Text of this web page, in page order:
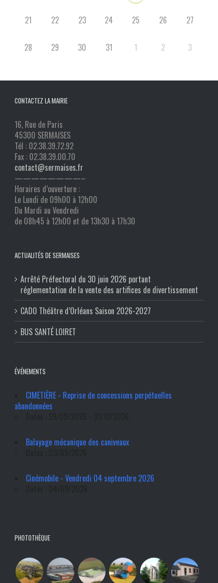
21 22 23 24 25 26 27
28 29 30 31 1 2 3
CONTACTEZ LA MAIRIE
16, Rue de Paris
45300 SERMAISES
Tél : 02.38.39.72.92
Fax : 02.38.39.00.70
contact@sermaises.fr
————————–
Horaires d’ouverture :
Le Lundi de 09h00 à 12h00
Du Mardi au Vendredi
de 08h45 à 12h00 et de 13h30 à 17h30
ACTUALITÉS DE SERMAISES
Arrêté Préfectoral du 30 juin 2026 portant
réglementation de la vente des artifices de divertissement
CADO Théâtre d’Orléans Saison 2026-2027
BUS SANTÉ LOIRET
ÉVÉNEMENTS
CIMETIÈRE - Reprise de concessions perpétuelles
abandonnées
Balayage mécanique des caniveaux
Cinémobile - Vendredi 04 septembre 2026
PHOTOTHÈQUE